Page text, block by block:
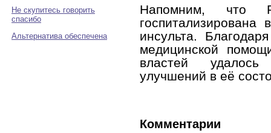
Не скупитесь говорить
спасибо
Альтернатива обеспечена
Напомним, что
инсульта.
медицинской
властей удалось
улучшений в её
Комментарии